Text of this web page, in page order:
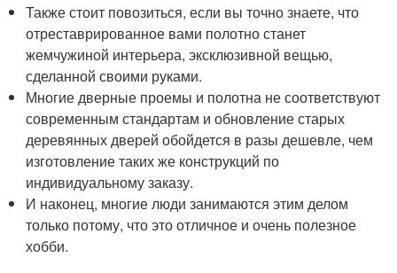
Также стоит повозиться, если вы точно знаете, что
отреставрированное вами полотно станет
жемчужиной интерьера, эксклюзивной вещью,
сделанной своими руками.
Многие дверные проемы и полотна не соответствуют
современным стандартам и обновление старых
деревянных дверей обойдется в разы дешевле, чем
изготовление таких же конструкций по
индивидуальному заказу.
И наконец, многие люди занимаются этим делом
только потому, что это отличное и очень полезное
хобби.